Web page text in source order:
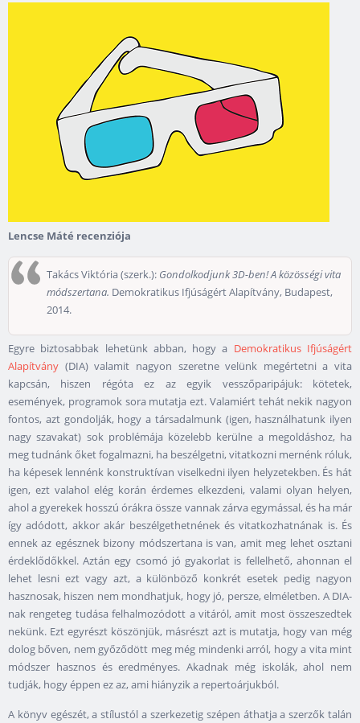
Lencse Máté recenziója
Takács Viktória (szerk.): Gondolkodjunk 3D-ben! A közösségi vita
módszertana. Demokratikus Ifjúságért Alapítvány, Budapest,
2014.
Egyre biztosabbak lehetünk abban, hogy a Demokratikus Ifjúságért
Alapítvány (DIA) valamit nagyon szeretne velünk megértetni a vita
kapcsán, hiszen régóta ez az egyik vesszőparipájuk: kötetek,
események, programok sora mutatja ezt. Valamiért tehát nekik nagyon
fontos, azt gondolják, hogy a társadalmunk (igen, használhatunk ilyen
nagy szavakat) sok problémája közelebb kerülne a megoldáshoz, ha
meg tudnánk őket fogalmazni, ha beszélgetni, vitatkozni mernénk róluk,
ha képesek lennénk konstruktívan viselkedni ilyen helyzetekben. És hát
igen, ezt valahol elég korán érdemes elkezdeni, valami olyan helyen,
ahol a gyerekek hosszú órákra össze vannak zárva egymással, és ha már
így adódott, akkor akár beszélgethetnének és vitatkozhatnának is. És
ennek az egésznek bizony módszertana is van, amit meg lehet osztani
érdeklődőkkel. Aztán egy csomó jó gyakorlat is fellelhető, ahonnan el
lehet lesni ezt vagy azt, a különböző konkrét esetek pedig nagyon
hasznosak, hiszen nem mondhatjuk, hogy jó, persze, elméletben. A DIA-
nak rengeteg tudása felhalmozódott a vitáról, amit most összeszedtek
nekünk. Ezt egyrészt köszönjük, másrészt azt is mutatja, hogy van még
dolog bőven, nem győződött meg még mindenki arról, hogy a vita mint
módszer hasznos és eredményes. Akadnak még iskolák, ahol nem
tudják, hogy éppen ez az, ami hiányzik a repertoárjukból.
A könyv egészét, a stílustól a szerkezetig szépen áthatja a szerzők talán